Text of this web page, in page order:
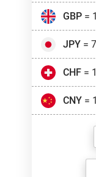
GBP=
JPY=
CHF=
CNY=